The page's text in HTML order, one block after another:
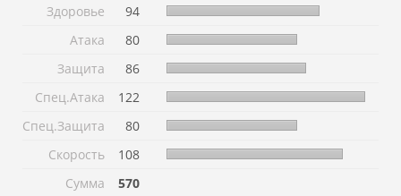
Здоровье
94
Атака
80
Защита
86
Спец.Атака
122
Спец.Защита
80
Скорость
108
Сумма
570